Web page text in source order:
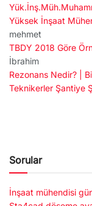
Yüksek İnşaat
mehmet
TBDY 2018 Göre
İbrahim
Rezonans Nedir? |
Teknikerler Şantiye
Sorular
İnşaat mühendisi